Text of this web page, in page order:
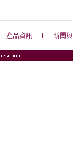
產品資訊 新聞